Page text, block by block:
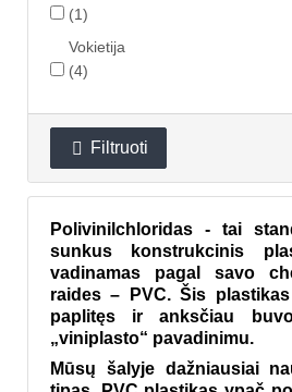
(1)
Vokietija
(4)
 Filtruoti
Polivinilchloridas - tai
sunkus konstrukcinis
vadinamas pagal savo
raides – PVC. Šis
paplitęs ir anksčiau
„viniplasto“ pavadinimu.
Mūsų šalyje dažniausiai